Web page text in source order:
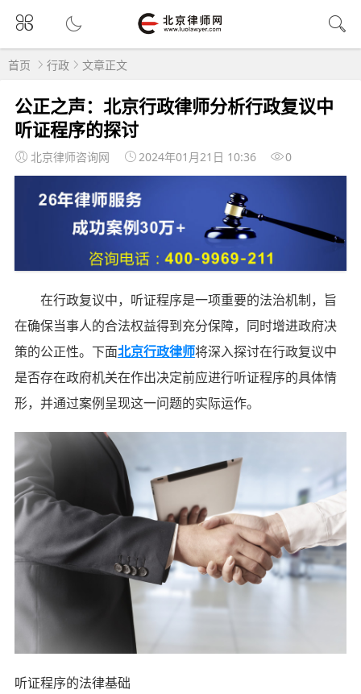
首页 行政 文章正文
公正之声：北京行政律师分析行政复议中
听证程序的探讨
北京律师咨询网 2024年01月21日 10:36 0
在行政复议中，听证程序是一项重要的法治机制，旨
在确保当事人的合法权益得到充分保障，同时增进政府决
策的公正性。下面北京行政律师将深入探讨在行政复议中
是否存在政府机关在作出决定前应进行听证程序的具体情
形，并通过案例呈现这一问题的实际运作。
听证程序的法律基础